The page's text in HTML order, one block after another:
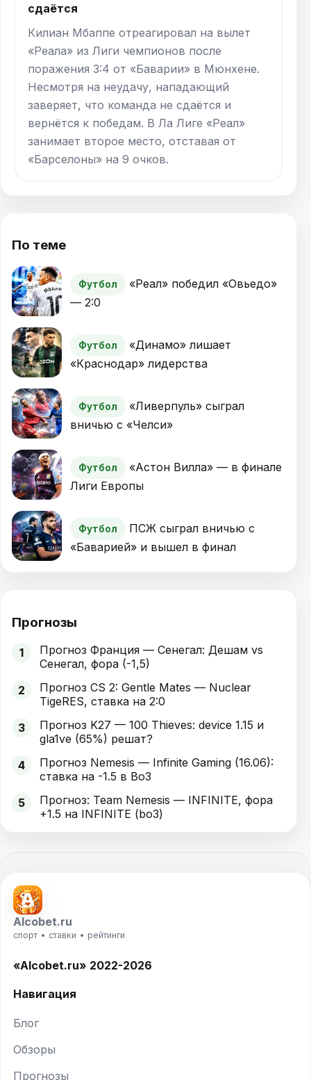
сдаётся
Килиан Мбаппе отреагировал на вылет
«Реала» из Лиги чемпионов после
поражения 3:4 от «Баварии» в Мюнхене.
Несмотря на неудачу, нападающий
заверяет, что команда не сдаётся и
вернётся к победам. В Ла Лиге «Реал»
занимает второе место, отставая от
«Барселоны» на 9 очков.
По теме
Футбол
«Реал» победил «Овьедо»
— 2:0
Футбол
«Динамо» лишает
«Краснодар» лидерства
Футбол
«Ливерпуль» сыграл
вничью с «Челси»
Футбол
«Астон Вилла» — в финале
Лиги Европы
Футбол
ПСЖ сыграл вничью с
«Баварией» и вышел в финал
Прогнозы
1
Прогноз Франция — Сенегал: Дешам vs
Сенегал, фора (-1,5)
2
Прогноз CS 2: Gentle Mates — Nuclear
TigeRES, ставка на 2:0
3
Прогноз K27 — 100 Thieves: device 1.15 и
gla1ve (65%) решат?
4
Прогноз Nemesis — Infinite Gaming (16.06):
ставка на -1.5 в Bo3
5
Прогноз: Team Nemesis — INFINITE, фора
+1.5 на INFINITE (bo3)
Alcobet.ru
спорт • ставки • рейтинги
«Alcobet.ru» 2022-2026
Навигация
Блог
Обзоры
Прогнозы